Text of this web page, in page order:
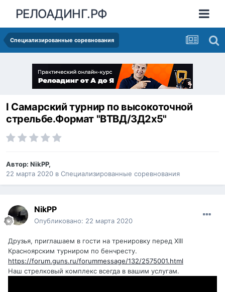
РЕЛОАДИНГ.РФ
Специализированные соревнования
I Самарский турнир по высокоточной
стрельбе.Формат "ВТВД/3Д2х5"
Автор: NikPP,
22 марта 2020 в Специализированные соревнования
NikPP
Опубликовано: 22 марта 2020
Друзья, приглашаем в гости на тренировку перед XIII
Красноярским турниром по бенчресту.
https://forum.guns.ru/forummessage/132/2575001.html
Наш стрелковый комплекс всегда в вашим услугам.